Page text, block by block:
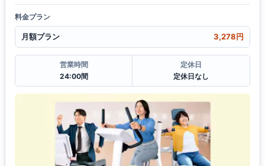
料金プラン
月額プラン 3,278円
営業時間
24:00間
定休日
定休日なし